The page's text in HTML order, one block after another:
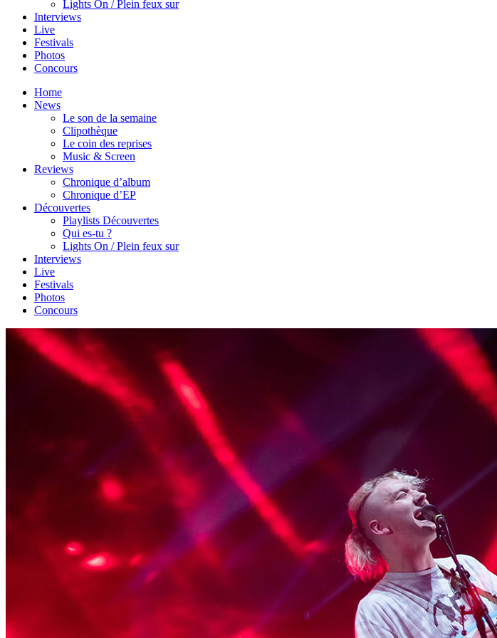
Lights On / Plein feux sur
Interviews
Live
Festivals
Photos
Concours
Home
News
Le son de la semaine
Clipothèque
Le coin des reprises
Music & Screen
Reviews
Chronique d’album
Chronique d’EP
Découvertes
Playlists Découvertes
Qui es-tu ?
Lights On / Plein feux sur
Interviews
Live
Festivals
Photos
Concours